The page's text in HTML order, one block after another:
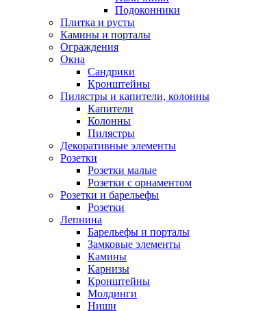
Подоконники
Плитка и русты
Камины и порталы
Ограждения
Окна
Сандрики
Кронштейны
Пилястры и капители, колонны
Капители
Колонны
Пилястры
Декоративные элементы
Розетки
Розетки малые
Розетки с орнаментом
Розетки и барельефы
Розетки
Лепнина
Барельефы и порталы
Замковые элементы
Камины
Карнизы
Кронштейны
Молдинги
Ниши